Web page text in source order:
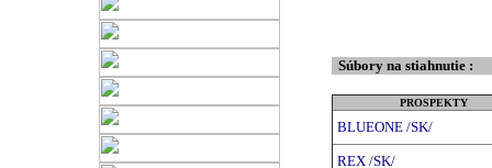
Súbory na stiahnutie :
PROSPEKTY
BLUEONE /SK/
REX /SK/